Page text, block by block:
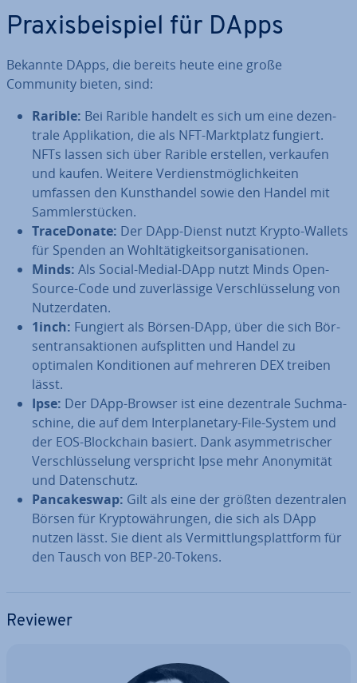
Pra­xis­bei­spiel für DApps
Bekannte DApps, die bereits heute eine große
Community bieten, sind:
Rarible: Bei Rarible handelt es sich um eine de­zen­
tra­le Ap­pli­ka­ti­on, die als NFT-Markt­platz fungiert.
NFTs lassen sich über Rarible erstellen, verkaufen
und kaufen. Weitere Ver­dienst­mög­lich­kei­ten
umfassen den Kunst­han­del sowie den Handel mit
Samm­ler­stü­cken.
Tra­ce­Do­na­te: Der DApp-Dienst nutzt Krypto-Wallets
für Spenden an Wohl­tä­tig­keits­or­ga­ni­sa­tio­nen.
Minds: Als Social-Medial-DApp nutzt Minds Open-
Source-Code und zu­ver­läs­si­ge Ver­schlüs­se­lung von
Nut­zer­da­ten.
1inch: Fungiert als Börsen-DApp, über die sich Bör­
sen­trans­ak­tio­nen auf­split­ten und Handel zu
optimalen Kon­di­tio­nen auf mehreren DEX treiben
lässt.
Ipse: Der DApp-Browser ist eine de­zen­tra­le Such­ma­
schi­ne, die auf dem In­ter­pla­ne­ta­ry-File-System und
der EOS-Block­chain basiert. Dank asym­me­tri­scher
Ver­schlüs­se­lung ver­spricht Ipse mehr An­ony­mi­tät
und Da­ten­schutz.
Pan­ca­kes­wap: Gilt als eine der größten de­zen­tra­len
Börsen für Kryp­to­wäh­run­gen, die sich als DApp
nutzen lässt. Sie dient als Ver­mitt­lungs­platt­form für
den Tausch von BEP-20-Tokens.
Reviewer